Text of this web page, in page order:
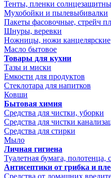
Тенты, пленки
Мухобойки и пылевыбивалки
Пакеты фасовочные, стрейч
Шнуры, веревки
Ножницы, ножи канцелярские
Масло бытовое
Товары для кухни
Тазы и миски
Емкости для продуктов
Стеклотара для напитков
Ковши
Бытовая химия
Средства для чистки, уборки
Средства для чистки
Средства для стирки
Мыло
Личная гигиена
Туалетная бумага, полотенца,
Антисептики от грибка и
Средства от домашних